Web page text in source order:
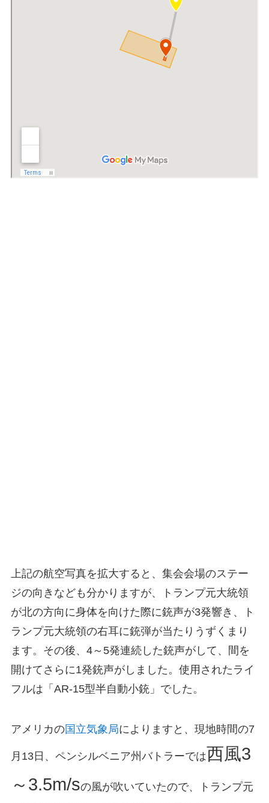
上記の航空写真を拡大すると、集会会場のステー
ジの向きなども分かりますが、トランプ元大統領
が北の方向に身体を向けた際に銃声が3発響き、ト
ランプ元大統領の右耳に銃弾が当たりうずくまり
ます。その後、4～5発連続した銃声がして、間を
開けてさらに1発銃声がしました。使用されたライ
フルは「AR-15型半自動小銃」でした。
アメリカの国立気象局によりますと、現地時間の7
月13日、ペンシルベニア州バトラーでは西風3
～3.5m/sの風が吹いていたので、トランプ元